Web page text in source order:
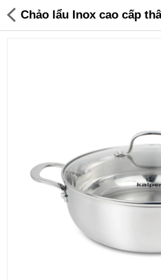
Đồ tiện ích
Đồ chơi trẻ em